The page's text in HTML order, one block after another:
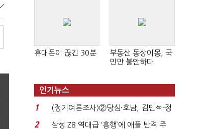
휴대폰이 끊긴 30분
부동산 동상이몽, 국
민만 불안하다
인기뉴스
1
(정기여론조사)②당심·호남, 김민석-정
청래 '초접전'...
2
삼성 Z8 역대급 ‘흥행’에 애플 반격 주